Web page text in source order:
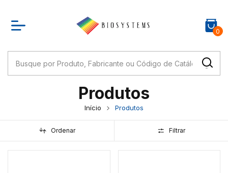
0
Produtos
Início Produtos
Ordenar Filtrar